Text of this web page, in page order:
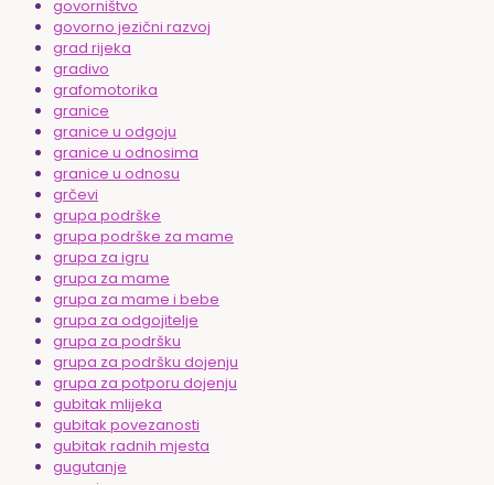
govorništvo
govorno jezični razvoj
grad rijeka
gradivo
grafomotorika
granice
granice u odgoju
granice u odnosima
granice u odnosu
grčevi
grupa podrške
grupa podrške za mame
grupa za igru
grupa za mame
grupa za mame i bebe
grupa za odgojitelje
grupa za podršku
grupa za podršku dojenju
grupa za potporu dojenju
gubitak mlijeka
gubitak povezanosti
gubitak radnih mjesta
gugutanje